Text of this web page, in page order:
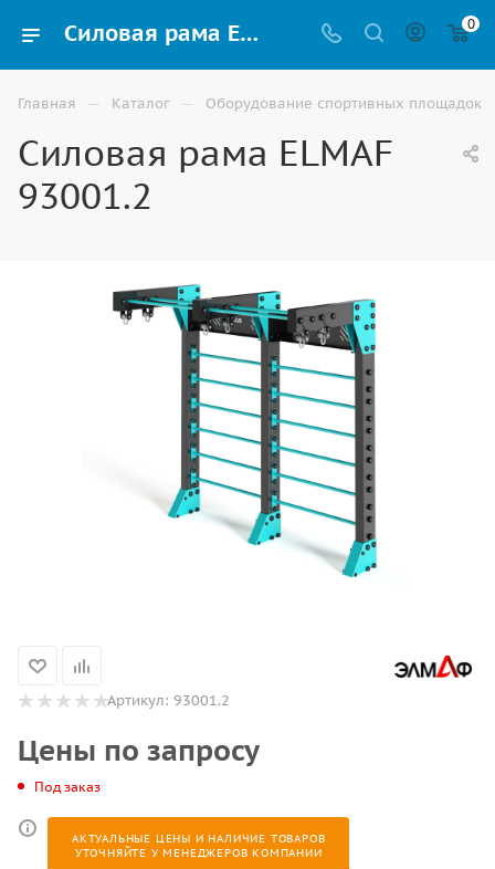
Силовая рама ELMAF 93001.2 - купить по доступной цене в Волгограде 0
Главная — Каталог — Оборудование спортивных площадок
Силовая рама ELMAF
93001.2
Артикул: 93001.2
Цены по запросу
Под заказ
АКТУАЛЬНЫЕ ЦЕНЫ И НАЛИЧИЕ ТОВАРОВ
УТОЧНЯЙТЕ У МЕНЕДЖЕРОВ КОМПАНИИ